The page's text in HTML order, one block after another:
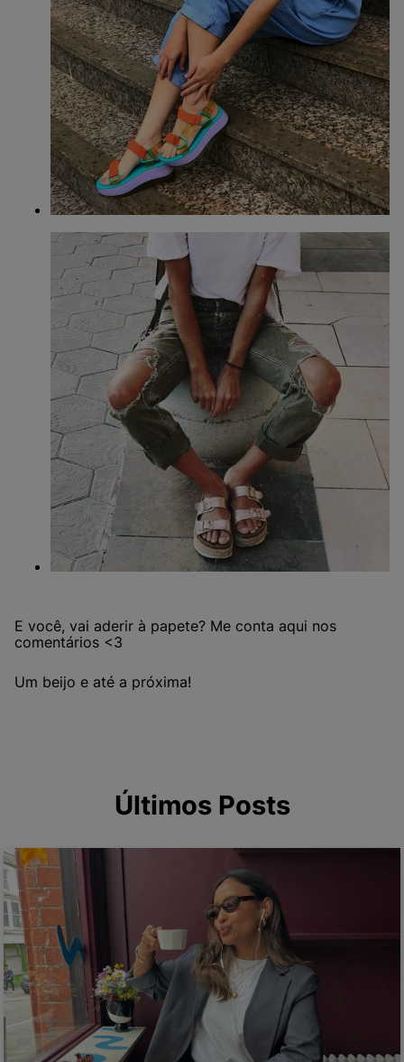
E você, vai aderir à papete? Me conta aqui nos
comentários <3
Um beijo e até a próxima!
Últimos Posts